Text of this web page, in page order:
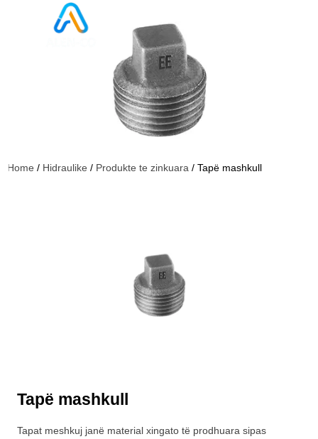
Home / Hidraulike / Produkte te zinkuara / Tapë mashkull
Tapë mashkull
Tapat meshkuj janë material xingato të prodhuara sipas